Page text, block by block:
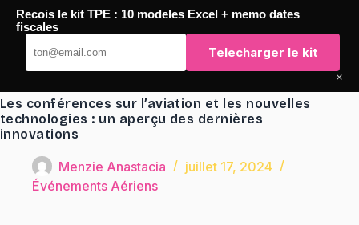
Passer
contenu
TaqTaq
Les conférences sur l’aviation et les nouvelles
technologies : un aperçu des dernières
innovations
Menzie Anastacia
juillet 17, 2024
Événements Aériens
Recois le kit TPE : 10 modeles Excel + memo dates
fiscales
Telecharger le kit
×